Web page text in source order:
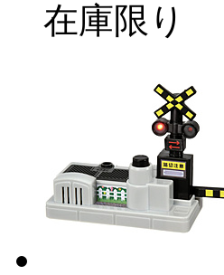
在庫限り